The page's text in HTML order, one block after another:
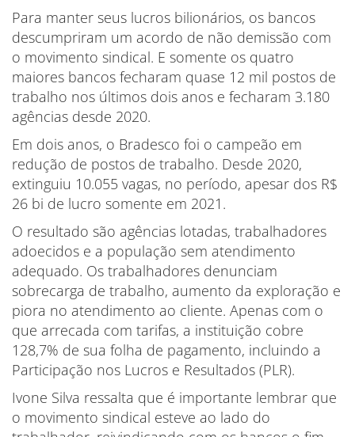
Para manter seus lucros bilionários, os bancos
descumpriram um acordo de não demissão com
o movimento sindical. E somente os quatro
maiores bancos fecharam quase 12 mil postos de
trabalho nos últimos dois anos e fecharam 3.180
agências desde 2020.
Em dois anos, o Bradesco foi o campeão em
redução de postos de trabalho. Desde 2020,
extinguiu 10.055 vagas, no período, apesar dos R$
26 bi de lucro somente em 2021.
O resultado são agências lotadas, trabalhadores
adoecidos e a população sem atendimento
adequado. Os trabalhadores denunciam
sobrecarga de trabalho, aumento da exploração e
piora no atendimento ao cliente. Apenas com o
que arrecada com tarifas, a instituição cobre
128,7% de sua folha de pagamento, incluindo a
Participação nos Lucros e Resultados (PLR).
Ivone Silva ressalta que é importante lembrar que
o movimento sindical esteve ao lado do